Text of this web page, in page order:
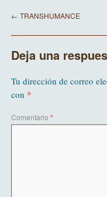
← TRANSHUMANCE
Deja una
Tu dirección de correo
con *
Comentario *